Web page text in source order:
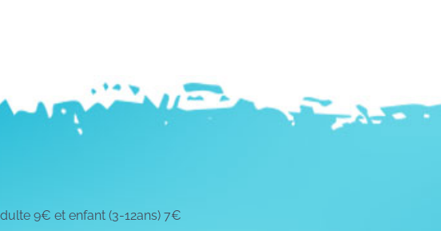
9€ et enfant (3-12ans) 7€